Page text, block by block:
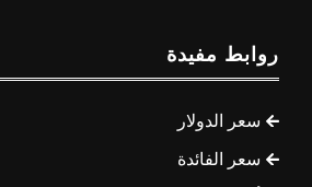
روابط مفيدة
سعر الدولار
سعر الفائدة